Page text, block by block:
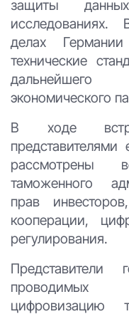
защиты
делах
технические
экономического
В ходе
представителями
рассмотрены
таможенного
прав
кооперации,
регулирования.
Представители
проводимых
цифровизацию